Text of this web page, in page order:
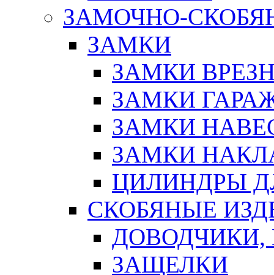
ЗАМОЧНО-
ЗАМКИ
ЗАМКИ
ЗАМКИ
ЗАМКИ
ЗАМКИ
ЦИЛИНДРЫ
СКОБЯНЫЕ
ЗАЩЕЛКИ